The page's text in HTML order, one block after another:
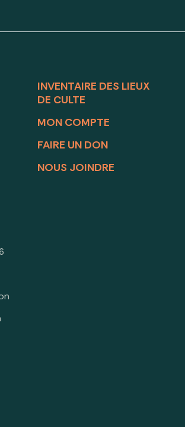
INVENTAIRE DES LIEUX
DE CULTE
MON COMPTE
FAIRE UN DON
NOUS JOINDRE